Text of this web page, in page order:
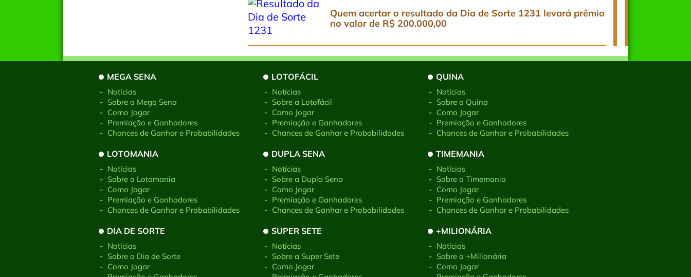
Quem acertar o resultado da Dia de Sorte 1231 levará prêmio
no valor de R$ 200.000,00
MEGA SENA
- Notícias
- Sobre a Mega Sena
- Como Jogar
- Premiação e Ganhadores
- Chances de Ganhar e Probabilidades
LOTOFÁCIL
- Notícias
- Sobre a Lotofácil
- Como Jogar
- Premiação e Ganhadores
- Chances de Ganhar e Probabilidades
QUINA
- Notícias
- Sobre a Quina
- Como Jogar
- Premiação e Ganhadores
- Chances de Ganhar e Probabilidades
LOTOMANIA
- Notícias
- Sobre a Lotomania
- Como Jogar
- Premiação e Ganhadores
- Chances de Ganhar e Probabilidades
DUPLA SENA
- Notícias
- Sobre a Dupla Sena
- Como Jogar
- Premiação e Ganhadores
- Chances de Ganhar e Probabilidades
TIMEMANIA
- Notícias
- Sobre a Timemania
- Como Jogar
- Premiação e Ganhadores
- Chances de Ganhar e Probabilidades
DIA DE SORTE
- Notícias
- Sobre a Dia de Sorte
- Como Jogar
SUPER SETE
- Notícias
- Sobre a Super Sete
- Como Jogar
+MILIONÁRIA
- Notícias
- Sobre a +Milionária
- Como Jogar